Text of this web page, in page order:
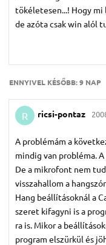
tökéletesen...! Hogy
de azóta csak win alól
ENNYIVEL KÉSŐBB:9 NAP
R ricsi-pontaz
A problémám a
mindig van probléma.
De a mikrofont nem
visszahallom a
Hang beállításoknál a
szeret kifagyni is a
ra is. Mikor a
program elszürkül és